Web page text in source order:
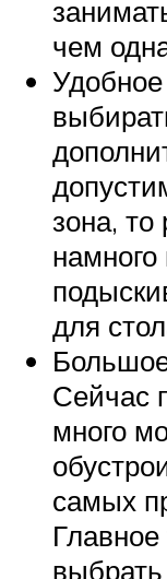
чем
зона, то
для
Сейчас
много
самых